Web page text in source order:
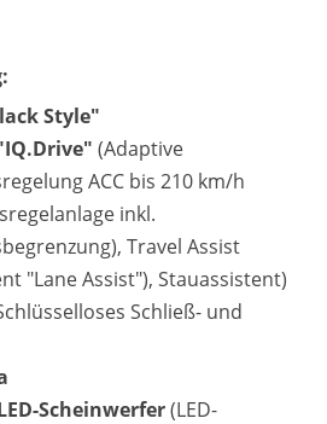
Style"
(Adaptive
ACC bis 210 km/h
inkl.
Travel Assist
"Lane Assist"), Stauassistent)
Schließ- und
Scheinwerfer(LED-